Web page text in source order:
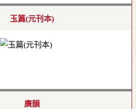
玉篇(元刊本)
廣韻